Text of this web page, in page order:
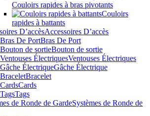
Couloirs rapides à bras pivotants
Couloirs
rapides à battants
Accessoires D’accès
Bras De Port
Bouton de sortie
Ventouses Électriques
Gâche Électrique
Bracelet
Cards
Tags
Systèmes de Ronde de